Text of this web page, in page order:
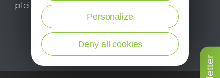
pleinement de votre séjour en Aveyron.
Je m'abonne ici
Deny all cookies
Personalize